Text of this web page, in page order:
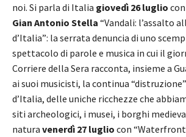
noi. Si parla di Italia giovedì 26 luglio
Gian Antonio Stella “Vandali: l’assalto
d’Italia”: la serrata denuncia di uno
spettacolo di parole e musica in cui il
Corriere della Sera racconta, insieme a
ai suoi musicisti, la continua
d’Italia, delle uniche ricchezze che
siti archeologici, i musei, i borghi
natura venerdì 27 luglio con